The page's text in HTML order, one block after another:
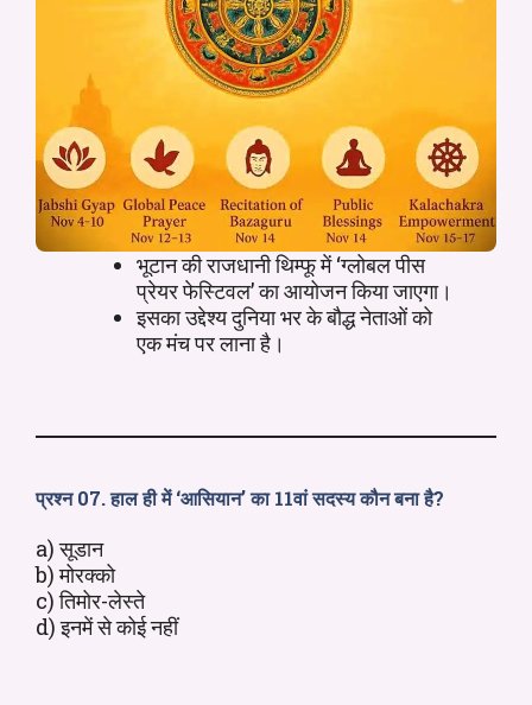
भूटान की राजधानी थिम्फू में ‘ग्लोबल पीस
प्रेयर फेस्टिवल’ का आयोजन किया जाएगा।
इसका उद्देश्य दुनिया भर के बौद्ध नेताओं को
एक मंच पर लाना है।
प्रश्न 07. हाल ही में ‘आसियान’ का 11वां सदस्य कौन बना है?
a) सूडान
b) मोरक्को
c) तिमोर-लेस्ते
d) इनमें से कोई नहीं